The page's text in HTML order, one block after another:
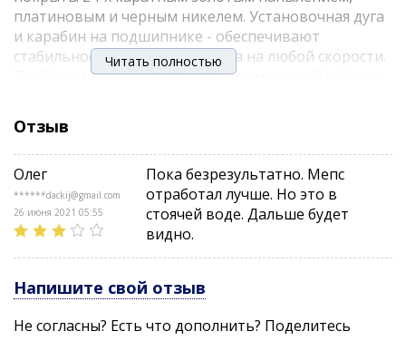
платиновым и черным никелем. Установочная дуга
и карабин на подшипнике - обеспечивают
стабильное вращение лепестка на любой скорости.
Тройники FJC – горячей ковки, химической заточки,
блесны Niakis - ассиметричный вольфрамовый
сердечник. Что это означает?
дальность и точность заброса, пулеобразное
«пробивание» ветра
гарантированное незакручивание лески и
соблазнительную игру уже «на падении»
соприкосновении с водой.
Читать полностью
Отзыв
Олег
******dackij@gmail.com
26 июня 2021 05:55
Пока безрезультатно. Мепс
отработал лучше. Но это в
стоячей воде. Дальше будет
видно.
Напишите свой отзыв
Не согласны? Есть что дополнить? Поделитесь